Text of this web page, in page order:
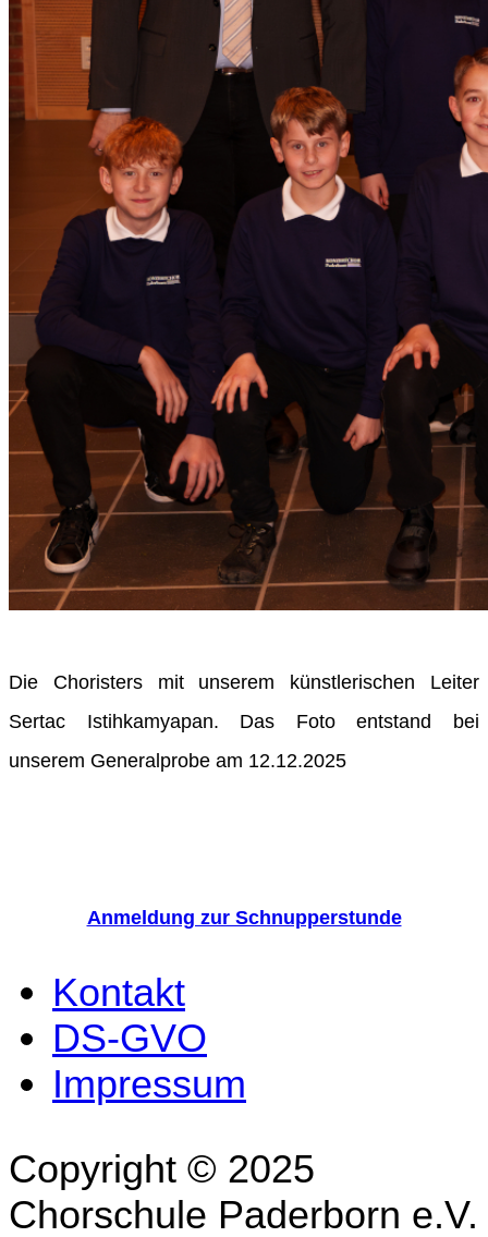
Die Choristers mit unserem künstlerischen Leiter
Sertac Istihkamyapan. Das Foto entstand bei
unserem Generalprobe am 12.12.2025
Anmeldung zur Schnupperstunde
Kontakt
DS-GVO
Impressum
Copyright © 2025
Chorschule Paderborn e.V.